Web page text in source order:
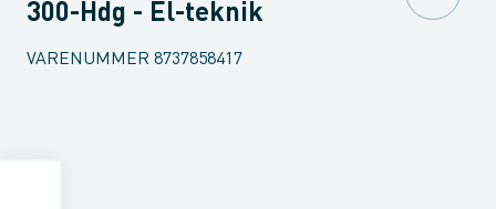
300-Hdg - El-teknik
VARENUMMER 8737858417